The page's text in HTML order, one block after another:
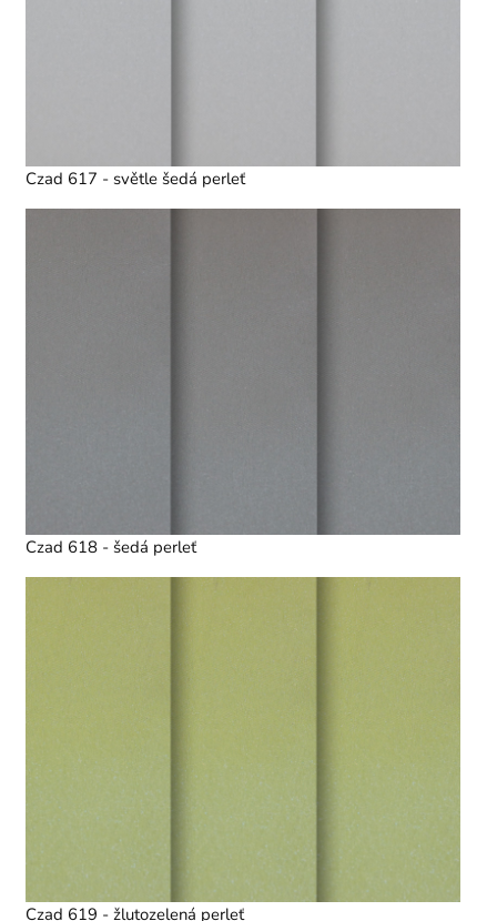
Czad 617 - světle šedá perleť
Czad 618 - šedá perleť
Czad 619 - žlutozelená perleť